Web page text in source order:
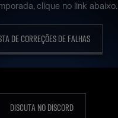
clique no link abaixo.
DE CORREÇÕES DE FALHAS
DISCUTA NO DISCORD